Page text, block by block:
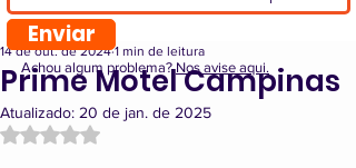
Prime Motel Campinas
14 de out. de 2024 1 min de leitura
Atualizado: 20 de jan. de 2025
Avaliado com NaN de 5 estrelas.
Enviar
Achou algum problema?Nos avise aqui.